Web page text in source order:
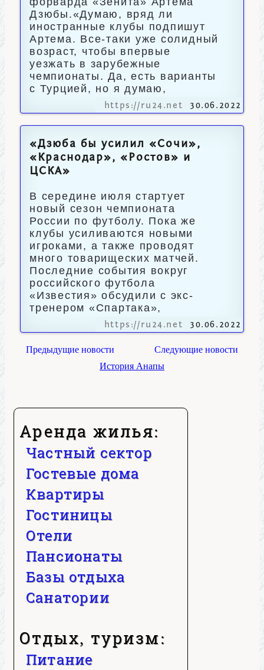
Аренда жилья:
Частный сектор
Гостевые дома
Квартиры
Гостиницы
Отели
Пансионаты
Базы отдыха
Санатории
Отдых, туризм:
Питание
Дзюбы.«Думаю, вряд ли
иностранные клубы подпишут
Артема. Все-таки уже солидный
возраст, чтобы впервые
уезжать в зарубежные
чемпионаты. Да, есть варианты
с Турцией, но я думаю,
https://ru24.net 30.06.2022
«Дзюба бы усилил «Сочи»,
«Краснодар», «Ростов» и
ЦСКА»
В середине июля стартует
новый сезон чемпионата
России по футболу. Пока же
клубы усиливаются новыми
игроками, а также проводят
много товарищеских матчей.
Последние события вокруг
российского футбола
«Известия» обсудили с экс-
тренером «Спартака»,
https://ru24.net 30.06.2022
Предыдущие новости
Следующие новости
История Анапы